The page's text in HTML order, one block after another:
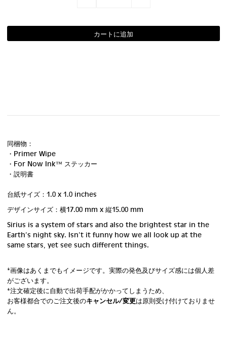
同梱物：
・Primer Wipe
・For Now Ink ™ ステッカー
・説明書
台紙サイズ：1.0 x 1.0 inches
デザインサイズ：横17.00 mm x 縦15.00 mm
Sirius is a system of stars and also the brightest star in the
Earth’s night sky. Isn’t it funny how we all look up at the
same stars, yet see such different things.
*画像はあくまでもイメージです。実際の発色及びサイズ感には個人差
がございます。
*注文確定後に自動で出荷手配がかかってしまうため、
お客様都合でのご注文後のキャンセル/変更は原則受け付けておりませ
ん。